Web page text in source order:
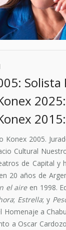
Konex 2005.
Cultural
de Capital y
20 años de
el aireen 1998.
; Estrella; y
a
a Oscar